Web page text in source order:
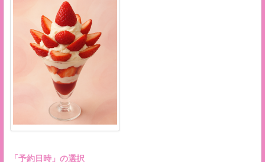
「予約日時」の選択